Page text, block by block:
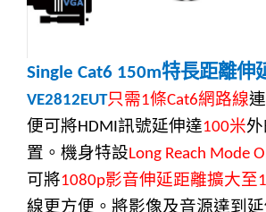
Single Cat6 150m特長距離伸
VE2812EUT只需1條Cat6網路線
便可將 HDMI 訊號延伸達100米
置。機身特設 Long Reach Mode
可將1080p影音伸延距離擴大至
線更方便。將影像及音源達到